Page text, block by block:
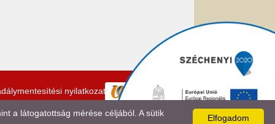
nyilatkozat
Elfogadom
a látogatottság mérése céljából. A sütik